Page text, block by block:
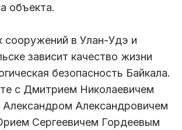
объекта.
сооружений в Улан-Удэ и
зависит качество жизни
безопасность Байкала.
с Дмитрием Николаевичем
Александровичем
Сергеевичем Гордеевым